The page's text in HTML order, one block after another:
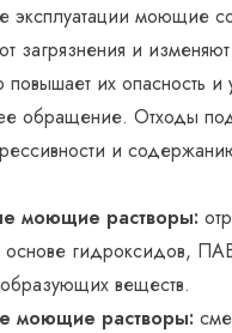
эксплуатации моющие
загрязнения и
повышает их опасность и
обращение. Отходы
и
моющие растворы:
основе гидроксидов,
веществ.
моющие растворы: